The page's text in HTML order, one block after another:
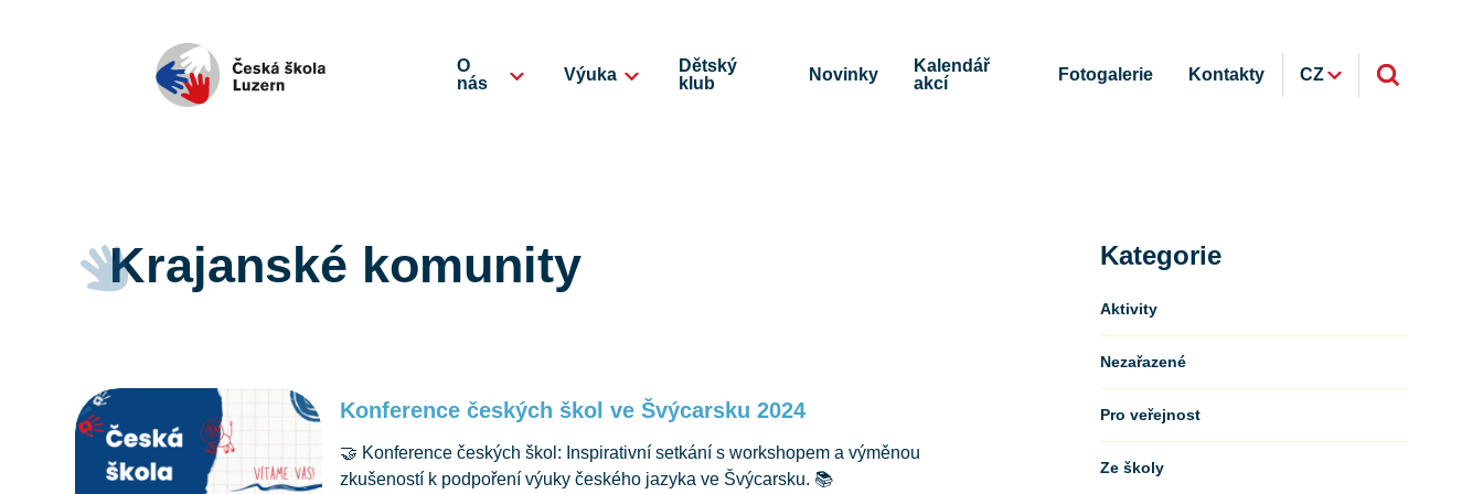
O
nás
Výuka
Dětský
klub
Novinky
Kalendář
akcí
Fotogalerie Kontakty CZ
Krajanské komunity
Konference českých škol ve Švýcarsku 2024
🤝 Konference českých škol: Inspirativní setkání s workshopem a výměnou
zkušeností k podpoření výuky českého jazyka ve Švýcarsku. 📚
Kategorie
Aktivity
Nezařazené
Pro veřejnost
Ze školy